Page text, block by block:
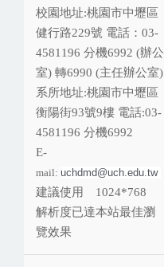
校園地址:桃園市中壢區
健行路229號 電話：03-
4581196 分機6992 (辦公
室) 轉6990 (主任辦公室)
系所地址:桃園市中壢區
衡陽街93號9樓 電話:03-
4581196 分機6992
E-
mail: uchdmd@uch.edu.tw
建議使用 1024*768
解析度已達本站最佳瀏
覽效果